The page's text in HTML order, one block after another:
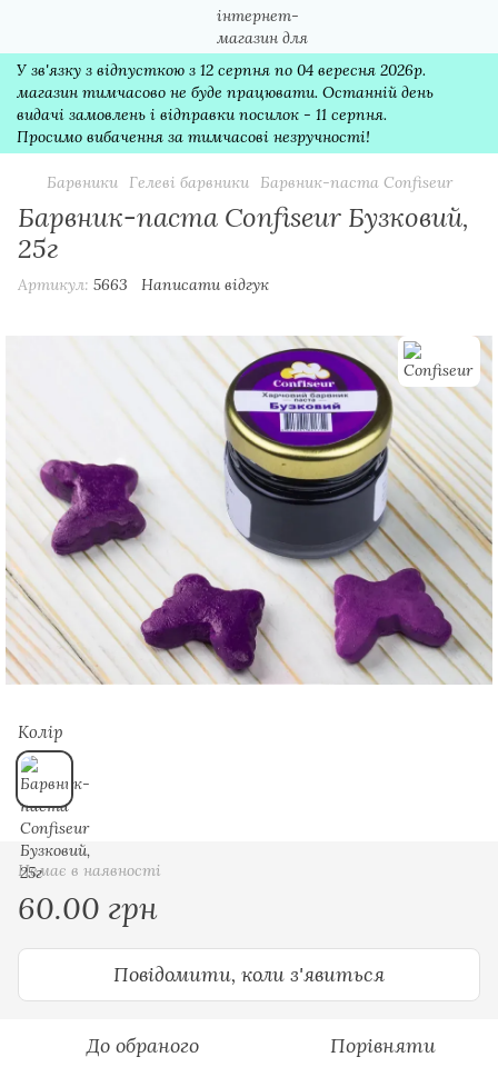
У зв'язку з відпусткою з 12 серпня по 04 вересня 2026р.
магазин тимчасово не буде працювати. Останній день
видачі замовлень і відправки посилок - 11 серпня.
Просимо вибачення за тимчасові незручності!
Барвники Гелеві барвники Барвник-паста Confiseur
Барвник-паста Confiseur Бузковий,
25г
Артикул: 5663 Написати відгук
Колір
Немає в наявності
60.00 грн
Повідомити, коли з'явиться
До обраного Порівняти